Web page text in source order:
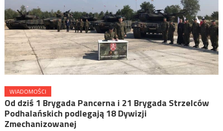
WIADOMOŚCI
Od dziś 1 Brygada Pancerna i 21 Brygada Strzelców
Podhalańskich podlegają 18 Dywizji
Zmechanizowanej